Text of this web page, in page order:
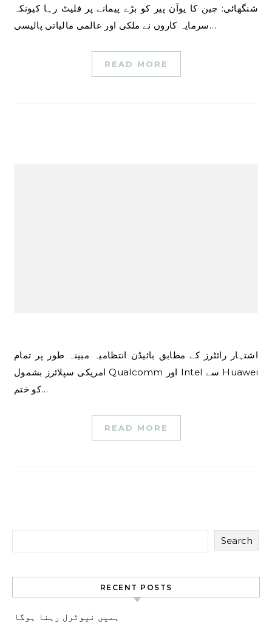
شنگھائی: چین کا یوآن پیر کو بڑے پیمانے پر فلیٹ رہا کیونکہ
سرمایہ کاروں نے ملکی اور عالمی مالیاتی پالیسی…
READ MORE
اشتہار رائٹرز کے مطابق بائیڈن انتظامیہ مبینہ طور پر تمام
امریکی سپلائرز بشمول Qualcomm اور Intel سے Huawei
کو ختم…
READ MORE
Search
RECENT POSTS
ہمیں نیوٹرل رہنا ہوگا